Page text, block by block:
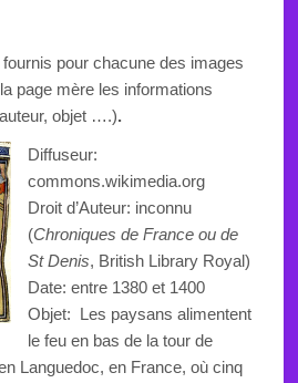
pour chacune des images
page mère les informations
objet ….).
Diffuseur:
commons.wikimedia.org
Droit d’Auteur: inconnu
(Chroniques de France ou de
St Denis, British Library Royal)
Date: entre 1380 et 1400
Objet: Les paysans alimentent
le feu en bas de la tour de
Languedoc, en France, où cinq